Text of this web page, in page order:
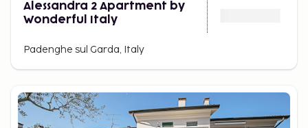
Alessandra 2 Apartment by
Wonderful Italy
Padenghe sul Garda, Italy